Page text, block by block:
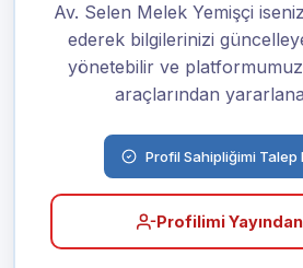
Av. Selen Melek Yemişçi
ederek bilgilerinizi
yönetebilir ve
araçlarından
Profil Sahipliğimi Talep
Profilimi